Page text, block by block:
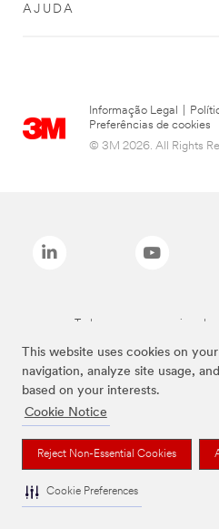
This website uses cookies on
navigation, analyze site usage,
based on your interests.
Cookie Notice
Reject Non-Essential Cookies
Cookie Preferences
AJUDA
Informação Legal
Preferências de cookies
© 3M 2026. All Rights
Todas as marcas